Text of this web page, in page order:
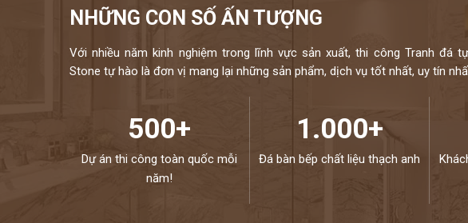
NHỮNG CON SỐ ẤN TƯỢNG
Với nhiều năm kinh nghiệm trong lĩnh vực sản xuất, thi công Tranh đá
Stone tự hào là đơn vị mang lại những sản phẩm, dịch vụ tốt nhất, uy tín
500+
Dự án thi công toàn quốc mỗi
năm!
1.000+
Đá bàn bếp chất liệu thạch anh